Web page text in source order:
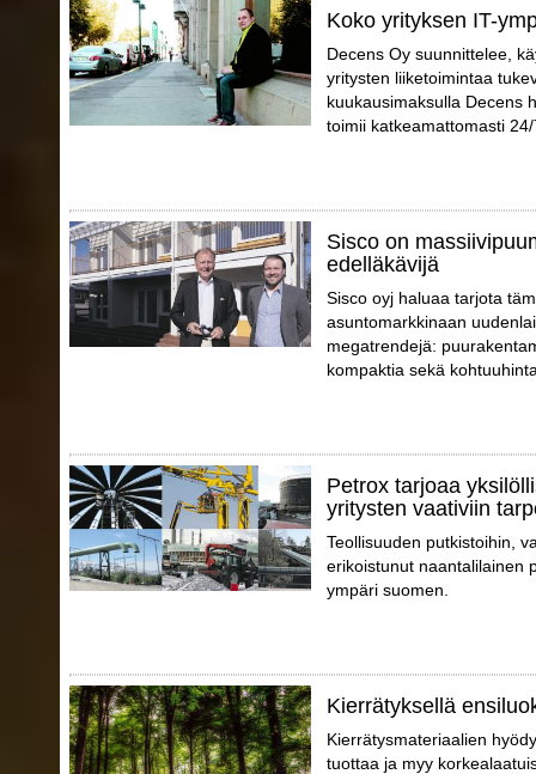
Koko yrityksen IT-
Decens Oy suunnittelee,
yritysten liiketoimintaa
kuukausimaksulla Decens
toimii katkeamattomasti
Sisco on
edelläkävijä
Sisco oyj haluaa tarjota
asuntomarkkinaan
megatrendejä:
kompaktia sekä
Petrox tarjoaa
yritysten vaativiin
Teollisuuden putkistoihin,
erikoistunut naantalilainen
ympäri suomen.
Kierrätyksellä
Kierrätysmateriaalien
tuottaa ja myy